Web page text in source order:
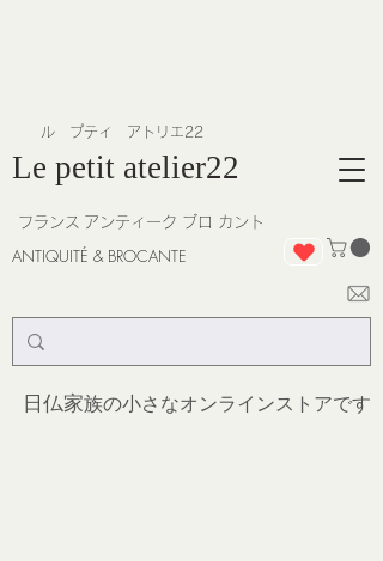
Le petit atelier22
ANTIQUITÉ & BROCANTE
アンティーク ブロ カント
日仏家族の小さなオンラインストアです
​ル プティ アトリエ22
フランス